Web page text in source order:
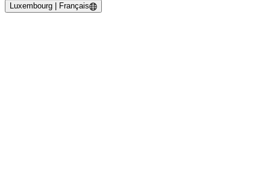
Luxembourg | Français